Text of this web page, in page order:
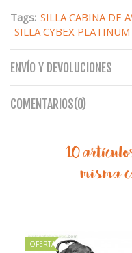
Tags: SILLA CABINA DE
SILLA CYBEX PLATINUM
ENVÍO Y DEVOLUCIONES
COMENTARIOS(0)
10
misma
OFERTA